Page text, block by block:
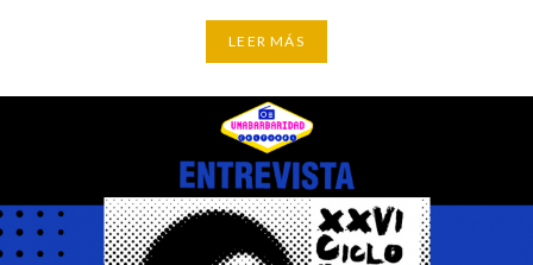
LEER MÁS